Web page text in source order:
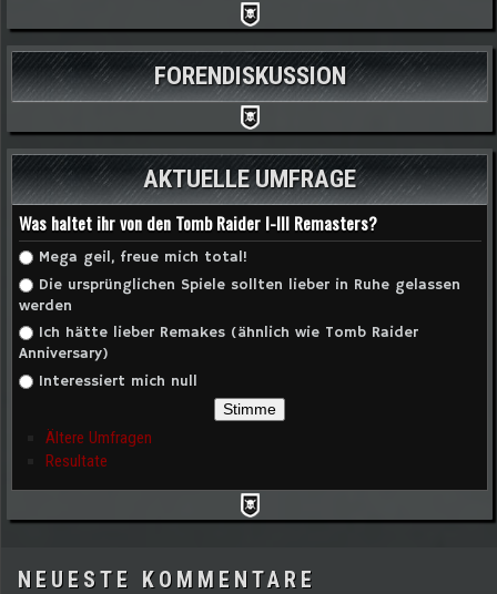
FORENDISKUSSION
AKTUELLE UMFRAGE
Was haltet ihr von den Tomb Raider I-III Remasters?
Auswahlmöglichkeiten
Mega geil, freue mich total!
Die ursprünglichen Spiele sollten lieber in Ruhe gelassen
werden
Ich hätte lieber Remakes (ähnlich wie Tomb Raider
Anniversary)
Interessiert mich null
Ältere Umfragen
Resultate
NEUESTE KOMMENTARE